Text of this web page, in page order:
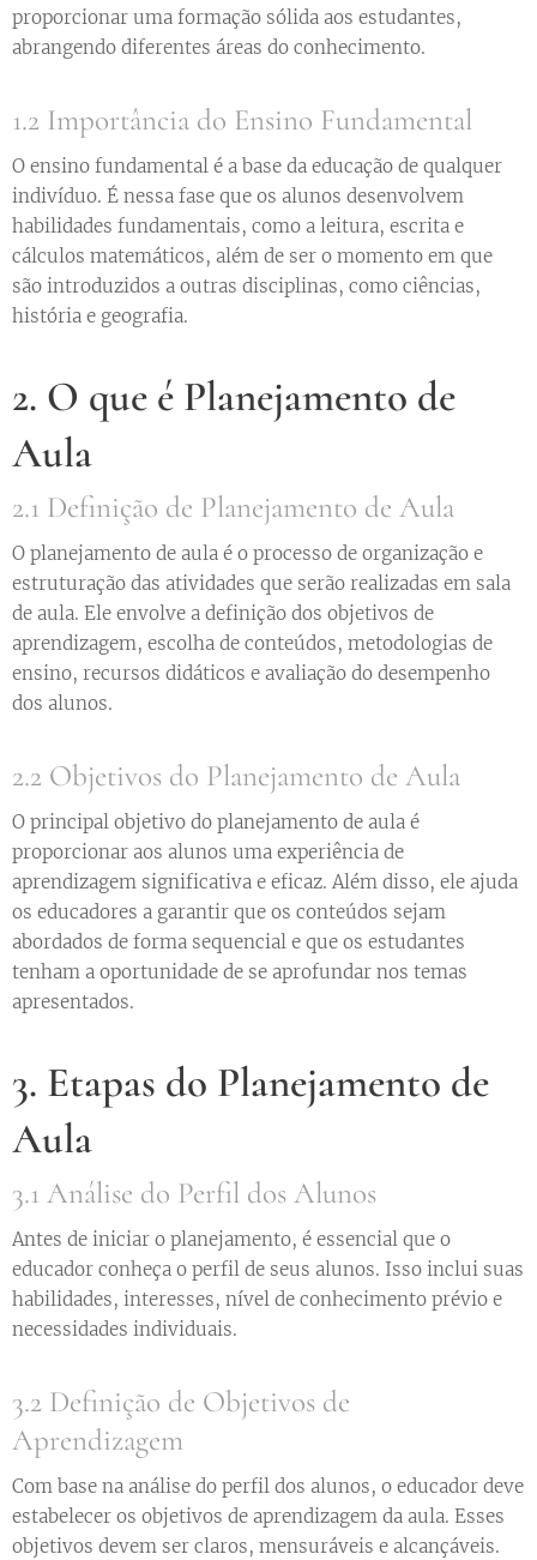
proporcionar uma formação sólida aos estudantes,
abrangendo diferentes áreas do conhecimento.
1.2 Importância do Ensino Fundamental
O ensino fundamental é a base da educação de qualquer
indivíduo. É nessa fase que os alunos desenvolvem
habilidades fundamentais, como a leitura, escrita e
cálculos matemáticos, além de ser o momento em que
são introduzidos a outras disciplinas, como ciências,
história e geografia.
2. O que é Planejamento de
Aula
2.1 Definição de Planejamento de Aula
O planejamento de aula é o processo de organização e
estruturação das atividades que serão realizadas em sala
de aula. Ele envolve a definição dos objetivos de
aprendizagem, escolha de conteúdos, metodologias de
ensino, recursos didáticos e avaliação do desempenho
dos alunos.
2.2 Objetivos do Planejamento de Aula
O principal objetivo do planejamento de aula é
proporcionar aos alunos uma experiência de
aprendizagem significativa e eficaz. Além disso, ele ajuda
os educadores a garantir que os conteúdos sejam
abordados de forma sequencial e que os estudantes
tenham a oportunidade de se aprofundar nos temas
apresentados.
3. Etapas do Planejamento de
Aula
3.1 Análise do Perfil dos Alunos
Antes de iniciar o planejamento, é essencial que o
educador conheça o perfil de seus alunos. Isso inclui suas
habilidades, interesses, nível de conhecimento prévio e
necessidades individuais.
3.2 Definição de Objetivos de
Aprendizagem
Com base na análise do perfil dos alunos, o educador deve
estabelecer os objetivos de aprendizagem da aula. Esses
objetivos devem ser claros, mensuráveis e alcançáveis.